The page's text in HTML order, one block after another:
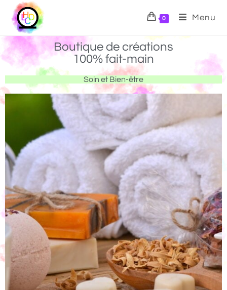
0 Menu
Boutique de créations
100% fait-main
Soin et Bien-être